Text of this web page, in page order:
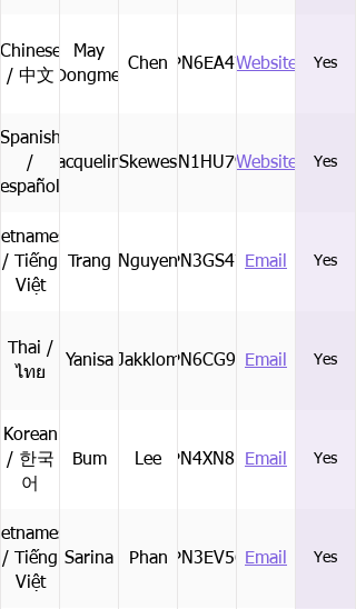
Chinese
/ 中文
May
Dongmei
ChenCPN6EA47BWebsite Yes
Spanish
/
español
JacquelineSkewesCPN1HU79QWebsite Yes
/ Tiếng
Việt
Trang NguyenCPN3GS47VEmail Yes
Thai /
ไทย
Yanisa JakklomCPN6CG99XEmail Yes
Korean
/ 한국
어
Bum LeeCPN4XN85XEmail Yes
/ Tiếng
Việt
Sarina PhanCPN3EV56YEmail Yes